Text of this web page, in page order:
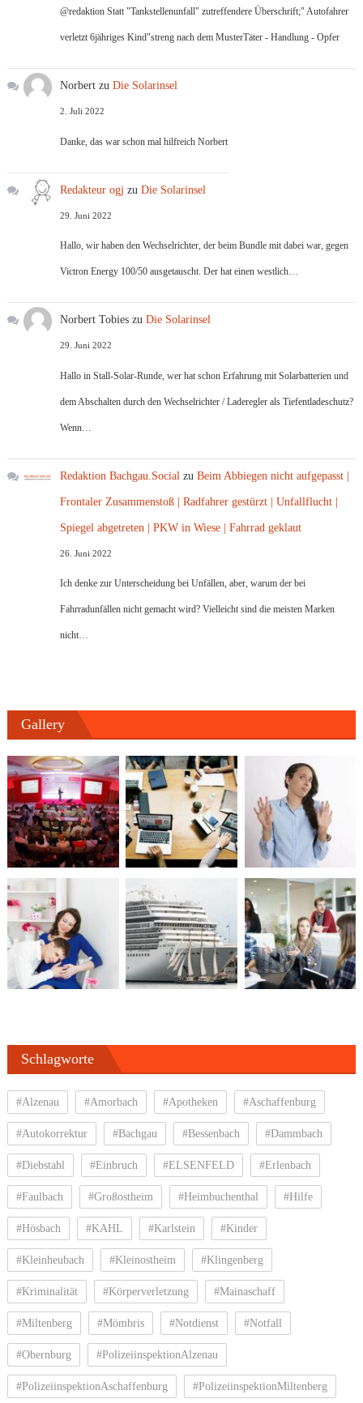
@redaktion Statt "Tankstellenunfall" zutreffendere Überschrift;" Autofahrer
verletzt 6jähriges Kind"streng nach dem MusterTäter - Handlung - Opfer
Norbert zuDie Solarinsel
2. Juli 2022
Danke, das war schon mal hilfreich Norbert
Redakteur ogj zuDie Solarinsel
29. Juni 2022
Hallo, wir haben den Wechselrichter, der beim Bundle mit dabei war, gegen
Victron Energy 100/50 ausgetauscht. Der hat einen westlich…
Norbert Tobies zuDie Solarinsel
29. Juni 2022
Hallo in Stall-Solar-Runde, wer hat schon Erfahrung mit Solarbatterien und
dem Abschalten durch den Wechselrichter / Laderegler als Tiefentladeschutz?
Wenn…
Redaktion Bachgau.Social zuBeim Abbiegen nicht aufgepasst |
Frontaler Zusammenstoß | Radfahrer gestürzt | Unfallflucht |
Spiegel abgetreten | PKW in Wiese | Fahrrad geklaut
26. Juni 2022
Ich denke zur Unterscheidung bei Unfällen, aber, warum der bei
Fahrradunfällen nicht gemacht wird? Vielleicht sind die meisten Marken
nicht…
Gallery
Schlagworte
#Alzenau #Amorbach #Apotheken #Aschaffenburg
#Autokorrektur #Bachgau #Bessenbach #Dammbach
#Diebstahl #Einbruch #ELSENFELD #Erlenbach
#Faulbach #Großostheim #Heimbuchenthal #Hilfe
#Hösbach #KAHL #Karlstein #Kinder
#Kleinheubach #Kleinostheim #Klingenberg
#Kriminalität #Körperverletzung #Mainaschaff
#Miltenberg #Mömbris #Notdienst #Notfall
#Obernburg #PolizeiinspektionAlzenau
#PolizeiinspektionAschaffenburg #PolizeiinspektionMiltenberg